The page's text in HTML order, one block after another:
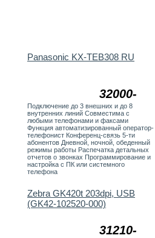
32000-
Panasonic KX-TEB308 RU
Подключение до 3 внешних и до 8
внутренних линий Совместима с
любыми телефонами и факсами
Функция автоматизированный оператор-
телефонист Конференц-связь 5-ти
абонентов Дневной, ночной, обеденный
режимы работы Распечатка детальных
отчетов о звонках Программирование и
настройка с ПК или системного
телефона
31210-
Zebra GK420t 203dpi, USB
(GK42-102520-000)